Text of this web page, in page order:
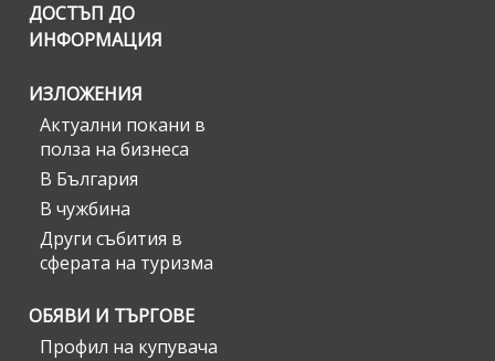
ДОСТЪП ДО
ИНФОРМАЦИЯ
ИЗЛОЖЕНИЯ
Актуални покани в
полза на бизнеса
В България
В чужбина
Други събития в
сферата на туризма
ОБЯВИ И ТЪРГОВЕ
Профил на купувача